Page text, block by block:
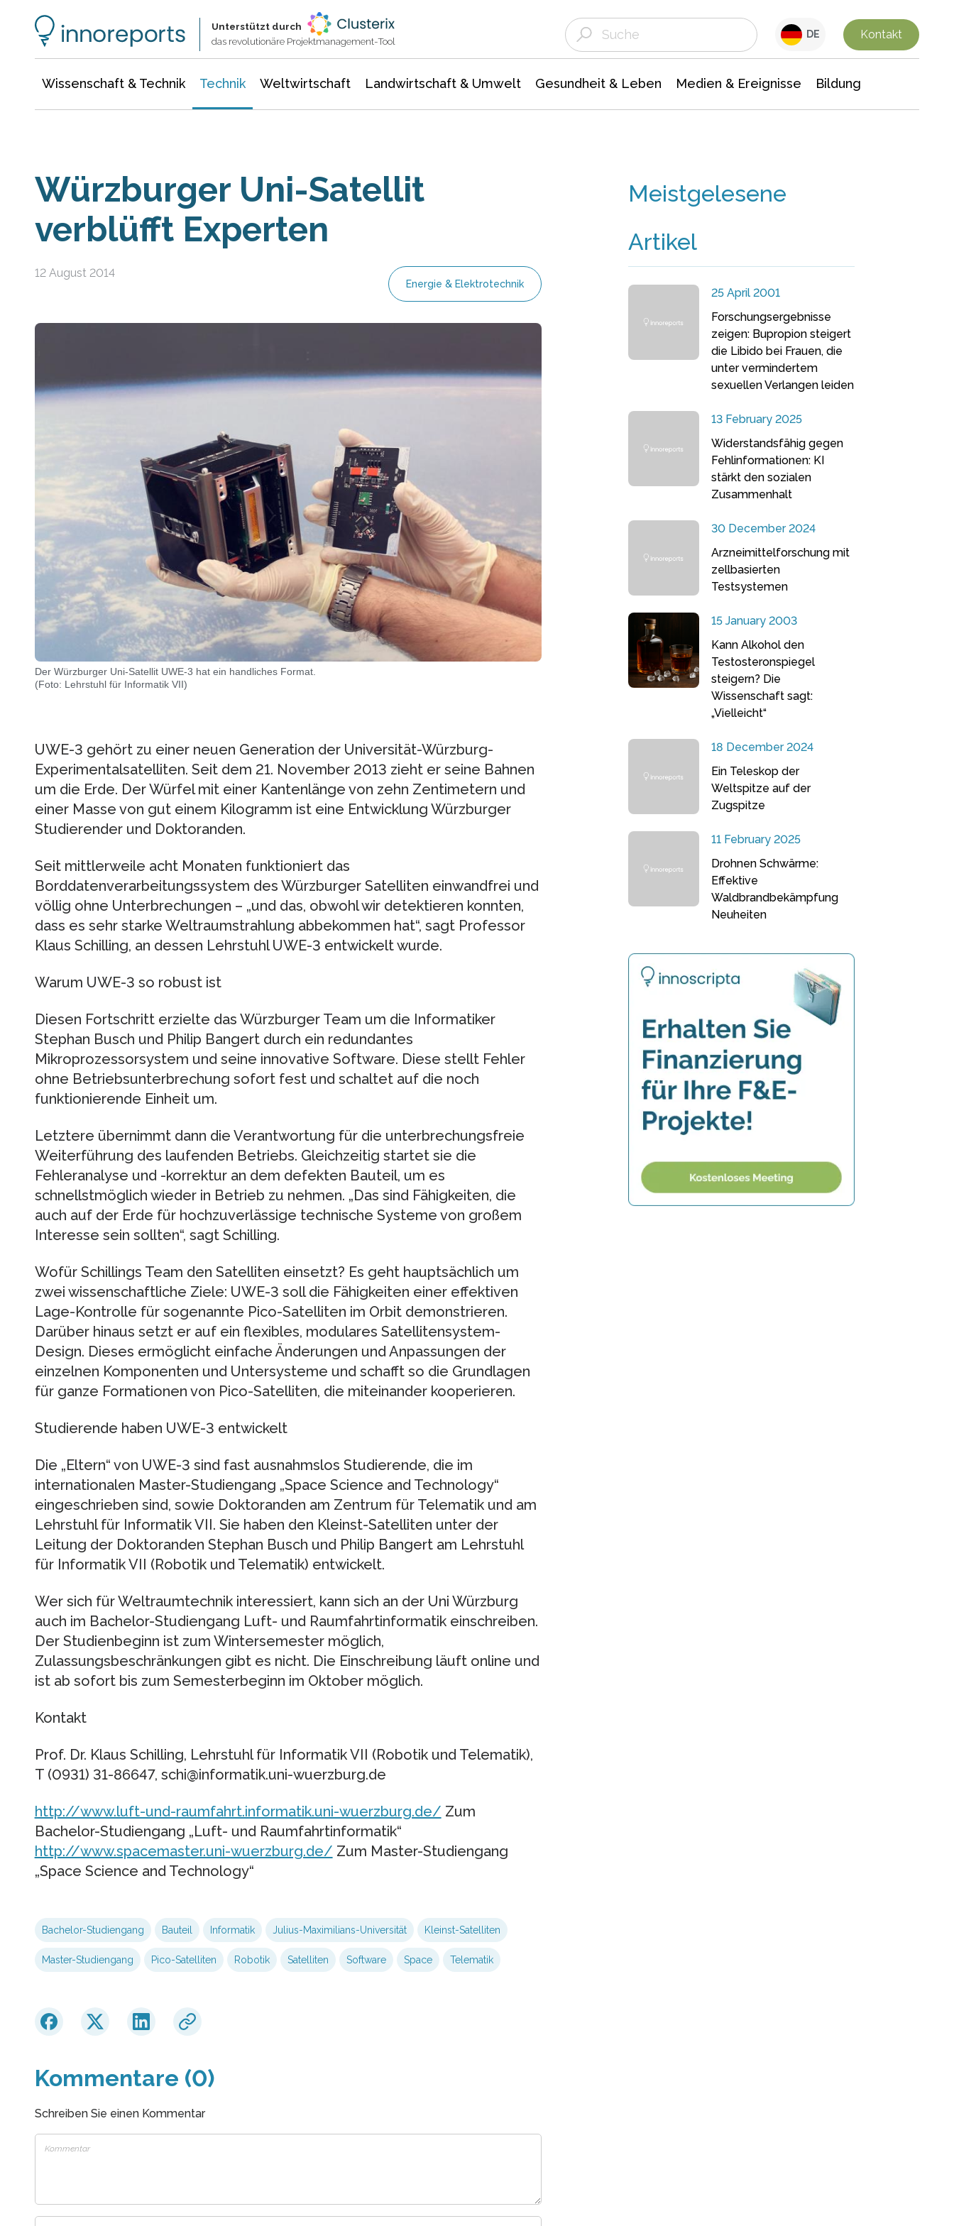
Unterstützt durch
das revolutionäre Projektmanagement-Tool
DE Kontakt
Wissenschaft & Technik Technik Weltwirtschaft Landwirtschaft & Umwelt Gesundheit & Leben Medien & Ereignisse Bildung
Würzburger Uni-Satellit
verblüfft Experten
12 August 2014
Energie & Elektrotechnik
Der Würzburger Uni-Satellit UWE-3 hat ein handliches Format.
(Foto: Lehrstuhl für Informatik VII)
UWE-3 gehört zu einer neuen Generation der Universität-Würzburg-
Experimentalsatelliten. Seit dem 21. November 2013 zieht er seine Bahnen
um die Erde. Der Würfel mit einer Kantenlänge von zehn Zentimetern und
einer Masse von gut einem Kilogramm ist eine Entwicklung Würzburger
Studierender und Doktoranden.
Seit mittlerweile acht Monaten funktioniert das
Borddatenverarbeitungssystem des Würzburger Satelliten einwandfrei und
völlig ohne Unterbrechungen – „und das, obwohl wir detektieren konnten,
dass es sehr starke Weltraumstrahlung abbekommen hat“, sagt Professor
Klaus Schilling, an dessen Lehrstuhl UWE-3 entwickelt wurde.
Warum UWE-3 so robust ist
Diesen Fortschritt erzielte das Würzburger Team um die Informatiker
Stephan Busch und Philip Bangert durch ein redundantes
Mikroprozessorsystem und seine innovative Software. Diese stellt Fehler
ohne Betriebsunterbrechung sofort fest und schaltet auf die noch
funktionierende Einheit um.
Letztere übernimmt dann die Verantwortung für die unterbrechungsfreie
Weiterführung des laufenden Betriebs. Gleichzeitig startet sie die
Fehleranalyse und -korrektur an dem defekten Bauteil, um es
schnellstmöglich wieder in Betrieb zu nehmen. „Das sind Fähigkeiten, die
auch auf der Erde für hochzuverlässige technische Systeme von großem
Interesse sein sollten“, sagt Schilling.
Wofür Schillings Team den Satelliten einsetzt? Es geht hauptsächlich um
zwei wissenschaftliche Ziele: UWE-3 soll die Fähigkeiten einer effektiven
Lage-Kontrolle für sogenannte Pico-Satelliten im Orbit demonstrieren.
Darüber hinaus setzt er auf ein flexibles, modulares Satellitensystem-
Design. Dieses ermöglicht einfache Änderungen und Anpassungen der
einzelnen Komponenten und Untersysteme und schafft so die Grundlagen
für ganze Formationen von Pico-Satelliten, die miteinander kooperieren.
Studierende haben UWE-3 entwickelt
Die „Eltern“ von UWE-3 sind fast ausnahmslos Studierende, die im
internationalen Master-Studiengang „Space Science and Technology“
eingeschrieben sind, sowie Doktoranden am Zentrum für Telematik und am
Lehrstuhl für Informatik VII. Sie haben den Kleinst-Satelliten unter der
Leitung der Doktoranden Stephan Busch und Philip Bangert am Lehrstuhl
für Informatik VII (Robotik und Telematik) entwickelt.
Wer sich für Weltraumtechnik interessiert, kann sich an der Uni Würzburg
auch im Bachelor-Studiengang Luft- und Raumfahrtinformatik einschreiben.
Der Studienbeginn ist zum Wintersemester möglich,
Zulassungsbeschränkungen gibt es nicht. Die Einschreibung läuft online und
ist ab sofort bis zum Semesterbeginn im Oktober möglich.
Kontakt
Prof. Dr. Klaus Schilling, Lehrstuhl für Informatik VII (Robotik und Telematik),
T (0931) 31-86647, schi@informatik.uni-wuerzburg.de
http://www.luft-und-raumfahrt.informatik.uni-wuerzburg.de/ Zum
Bachelor-Studiengang „Luft- und Raumfahrtinformatik“
http://www.spacemaster.uni-wuerzburg.de/ Zum Master-Studiengang
„Space Science and Technology“
Bachelor-Studiengang Bauteil Informatik Julius-Maximilians-Universität Kleinst-Satelliten
Master-Studiengang Pico-Satelliten Robotik Satelliten Software Space Telematik
Kommentare (0)
Schreiben Sie einen Kommentar
Meistgelesene
Artikel
25 April 2001
Forschungsergebnisse
zeigen: Bupropion steigert
die Libido bei Frauen, die
unter vermindertem
sexuellen Verlangen leiden
13 February 2025
Widerstandsfähig gegen
Fehlinformationen: KI
stärkt den sozialen
Zusammenhalt
30 December 2024
Arzneimittelforschung mit
zellbasierten
Testsystemen
15 January 2003
Kann Alkohol den
Testosteronspiegel
steigern? Die
Wissenschaft sagt:
„Vielleicht“
18 December 2024
Ein Teleskop der
Weltspitze auf der
Zugspitze
11 February 2025
Drohnen Schwärme:
Effektive
Waldbrandbekämpfung
Neuheiten